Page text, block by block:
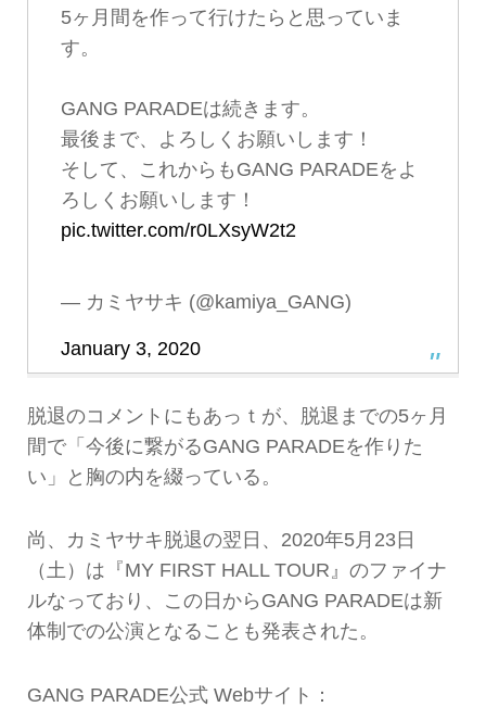
5ヶ月間を作って行けたらと思っていま
す。
GANG PARADEは続きます。
最後まで、よろしくお願いします！
そして、これからもGANG PARADEをよ
ろしくお願いします！
pic.twitter.com/r0LXsyW2t2
— カミヤサキ (@kamiya_GANG)
January 3, 2020
脱退のコメントにもあっｔが、脱退までの5ヶ月
間で「今後に繋がるGANG PARADEを作りた
い」と胸の内を綴っている。
尚、カミヤサキ脱退の翌日、2020年5月23日
（土）は『MY FIRST HALL TOUR』のファイナ
ルなっており、この日からGANG PARADEは新
体制での公演となることも発表された。
GANG PARADE公式 Webサイト：